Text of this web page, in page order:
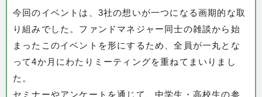
今回のイベントは、3社の想いが一つになる画期的な取
り組みでした。ファンドマネジャー同士の雑談から始
まったこのイベントを形にするため、全員が一丸とな
って4か月にわたりミーティングを重ねてまいりまし
た。
セミナーやアンケートを通じて、中学生・高校生の参